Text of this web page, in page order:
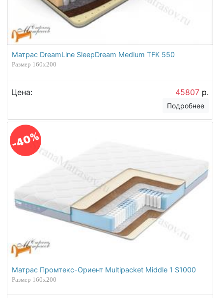
Матрас DreamLine SleepDream Medium TFK 550
Размер 160х200
Цена: 45807 р.
Подробнее
-40%
Матрас Промтекс-Ориент Multipacket Middle 1 S1000
Размер 160х200